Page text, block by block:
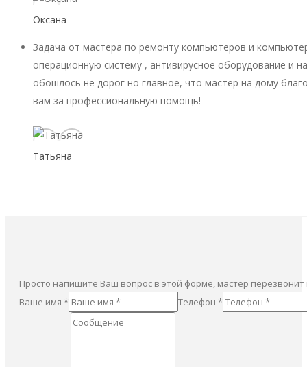
Оксана
Задача от мастера по ремонту компьютеров и
операционную систему , антивирусное оборудование и
обошлось не дорог но главное, что мастер на дому
вам за профессиональную помощь!
Татьяна
Просто напишите Ваш вопрос в этой форме, мастер
Ваше имя *
Телефон *